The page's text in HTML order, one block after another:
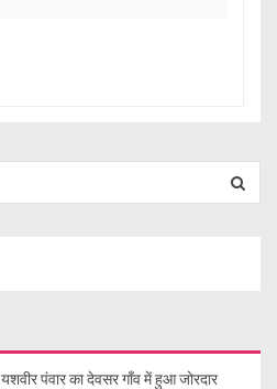
पंवार का देवसर गाँव में हुआ जोरदार